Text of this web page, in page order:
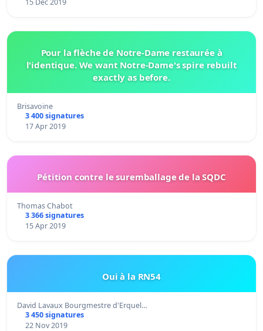
Pour la flèche de Notre-Dame restaurée à
l'identique. We want Notre-Dame's spire rebuilt
exactly as before.
Brisavoine
3 400 signatures
17 Apr 2019
Pétition contre le suremballage de la SQDC
Thomas Chabot
3 366 signatures
15 Apr 2019
Oui à la RN54
David Lavaux Bourgmestre d'Erquel…
3 450 signatures
22 Nov 2019